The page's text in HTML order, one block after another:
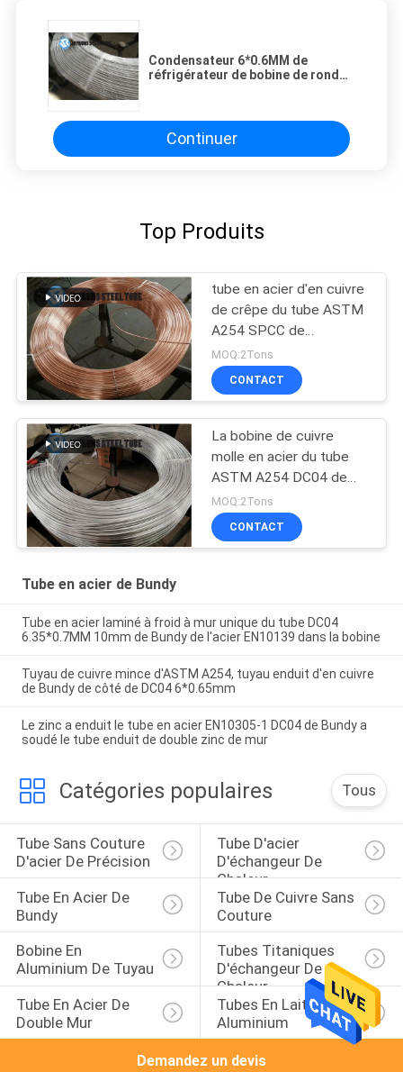
Condensateur 6*0.6MM de
réfrigérateur de bobine de rond
Continuer
Top Produits
tube en acier d'en cuivre
de crêpe du tube ASTM
A254 SPCC de
4.76mm*0.65mm Bundy
MOQ:2Tons
CONTACT
La bobine de cuivre
molle en acier du tube
ASTM A254 DC04 de
4*0.55MM Bundy
zinguent enduit
MOQ:2Tons
CONTACT
Tube en acier de Bundy
Tube en acier laminé à froid à mur unique du tube DC04
6.35*0.7MM 10mm de Bundy de l'acier EN10139 dans la bobine
Tuyau de cuivre mince d'ASTM A254, tuyau enduit d'en cuivre
de Bundy de côté de DC04 6*0.65mm
Le zinc a enduit le tube en acier EN10305-1 DC04 de Bundy a
soudé le tube enduit de double zinc de mur
Catégories populaires Tous
Tube Sans Couture
D'acier De Précision
Tube D'acier
D'échangeur De
Chaleur
Tube En Acier De
Bundy
Tube De Cuivre Sans
Couture
Bobine En
Aluminium De Tuyau
Tubes Titaniques
D'échangeur De
Chaleur
Tube En Acier De
Double Mur
Tubes En Laiton En
Aluminium
Demandez un devis